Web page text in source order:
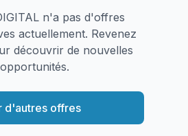
n'a pas d'offres
actuellement. Revenez
découvrir de nouvelles
opportunités.
d'autres offres